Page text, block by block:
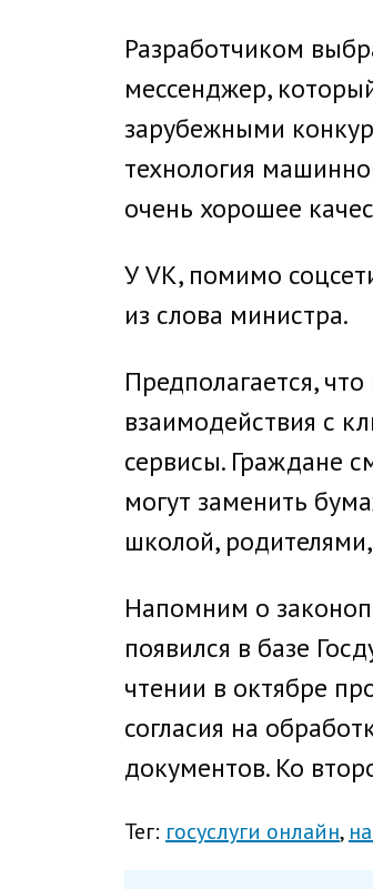
Разработчиком
мессенджер,
зарубежными
технология
очень хорошее
У VK, помимо
из слова министра.
Предполагается,
взаимодействия с
сервисы. Граждане
могут заменить
школой,
Напомним о
появился в базе
чтении в октябре
согласия на
документов. Ко
Тег: госуслуги онлайн